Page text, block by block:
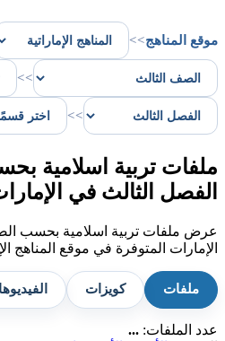
موقع المناهج>>
>>
>>
ملفات تربية اسلامية
الفصل الثالث في
عرض ملفات تربية اسلامية بحسب
الإمارات المتوفرة في موقع المناهج
ملفات كويزات
عدد الملفات: ...